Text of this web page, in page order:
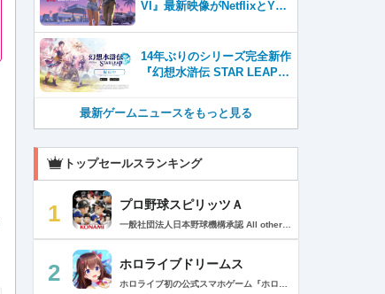
VI』最新映像がNetflixとYou
14年ぶりのシリーズ完全新作
『幻想水滸伝 STAR LEAP』
最新ゲームニュースをもっと見る
トップセールスランキング
1 プロ野球スピリッツＡ
2 ホロライブドリームス